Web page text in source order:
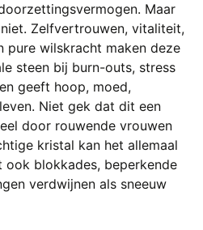
Maar
Zelfvertrouwen, vitaliteit,
pure wilskracht maken deze
steen bij burn-outs, stress
geeft hoop, moed,
Niet gek dat dit een
door rouwende vrouwen
kristal kan het allemaal
blokkades, beperkende
verdwijnen als sneeuw